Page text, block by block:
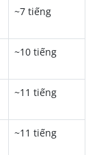
~7 tiếng
~10 tiếng
~11 tiếng
~11 tiếng